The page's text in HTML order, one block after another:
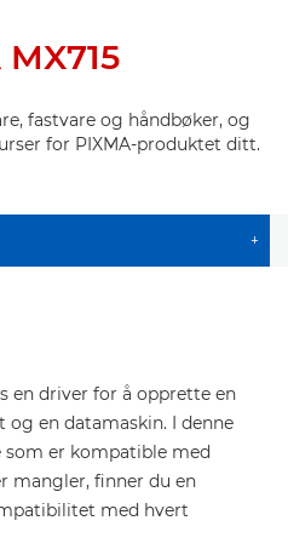
fastvare og håndbøker, og
for PIXMA-produktet ditt.
+
en driver for å opprette en
en datamaskin. I denne
er kompatible med
mangler, finner du en
med hvert